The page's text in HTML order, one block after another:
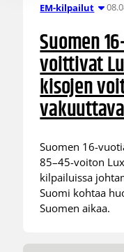
EM-kilpailut
Suomen
voittivat
kisojen
Suomen 16-
85–45-voiton
kilpailuissa
Suomi kohtaa
Suomen aikaa.